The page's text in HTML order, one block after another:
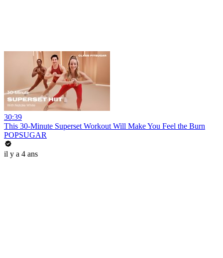
30:39
This 30-Minute Superset Workout Will Make You Feel the Burn
POPSUGAR
il y a 4 ans